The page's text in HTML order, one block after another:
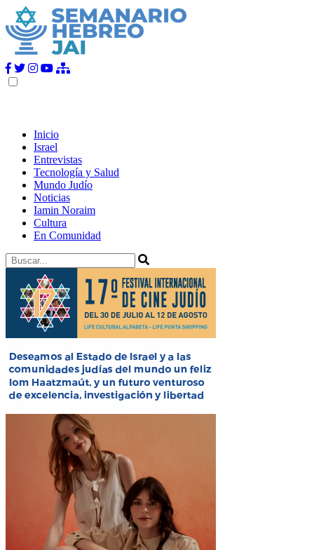
Inicio
Israel
Entrevistas
Tecnología y Salud
Mundo Judío
Noticias
Iamin Noraim
Cultura
En Comunidad